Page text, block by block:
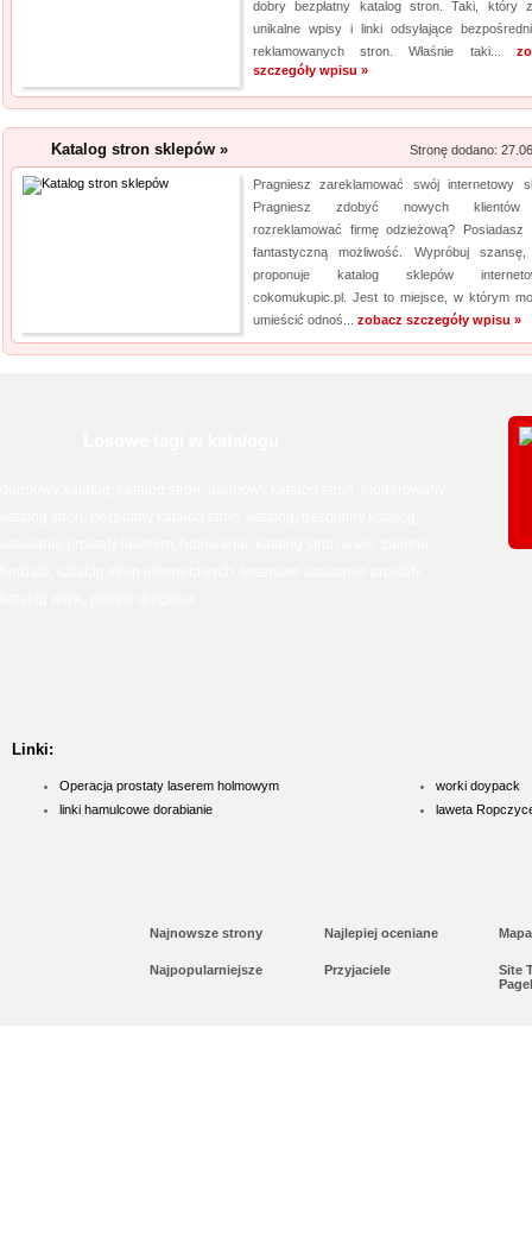
dobry bezpłatny katalog stron. Taki, który
unikalne wpisy i linki odsyłające
reklamowanych stron. Właśnie taki...
szczegóły wpisu »
Katalog stron sklepów » Stronę dodano:
Pragniesz zareklamować swój internetowy
Pragniesz zdobyć nowych
rozreklamować firmę odzieżową? Posiadasz
fantastyczną możliwość. Wypróbuj
proponuje katalog sklepów
cokomukupic.pl. Jest to miejsce, w którym
umieścić odnoś... zobacz szczegóły wpisu »
Linki:
Operacja prostaty laserem holmowym
linki hamulcowe dorabianie
worki doypack
laweta
Najnowsze strony Najlepiej oceniane
Najpopularniejsze Przyjaciele
Site